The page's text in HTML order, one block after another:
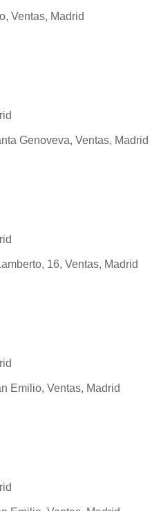
Ventas, Madrid
Genoveva, Ventas, Madrid
16, Ventas, Madrid
Emilio, Ventas, Madrid